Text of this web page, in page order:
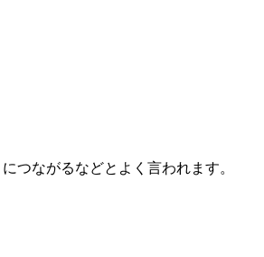
つながるなどとよく言われます。